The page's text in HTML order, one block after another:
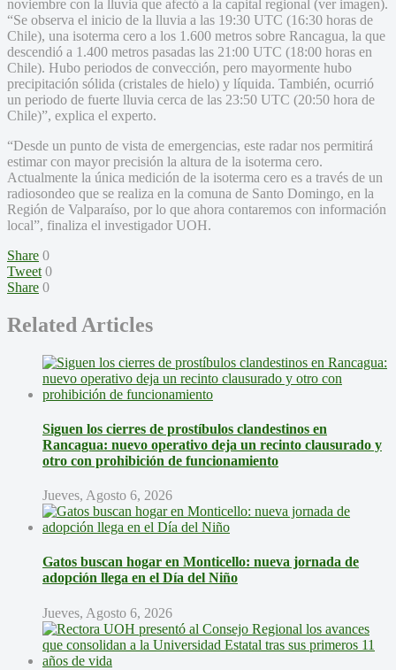
noviembre con la lluvia que afectó a la capital regional (ver imagen).
“Se observa el inicio de la lluvia a las 19:30 UTC (16:30 horas de
Chile), una isoterma cero a los 1.600 metros sobre Rancagua, la que
descendió a 1.400 metros pasadas las 21:00 UTC (18:00 horas en
Chile). Hubo periodos de convección, pero mayormente hubo
precipitación sólida (cristales de hielo) y líquida. También, ocurrió
un periodo de fuerte lluvia cerca de las 23:50 UTC (20:50 hora de
Chile)”, explica el experto.
“Desde un punto de vista de emergencias, este radar nos permitirá
estimar con mayor precisión la altura de la isoterma cero.
Actualmente la única medición de la isoterma cero es a través de un
radiosondeo que se realiza en la comuna de Santo Domingo, en la
Región de Valparaíso, por lo que ahora contaremos con información
local”, finaliza el investigador UOH.
Share 0
Tweet 0
Share 0
Related Articles
Siguen los cierres de prostíbulos clandestinos en
Rancagua: nuevo operativo deja un recinto clausurado y
otro con prohibición de funcionamiento
Jueves, Agosto 6, 2026
Gatos buscan hogar en Monticello: nueva jornada de
adopción llega en el Día del Niño
Jueves, Agosto 6, 2026